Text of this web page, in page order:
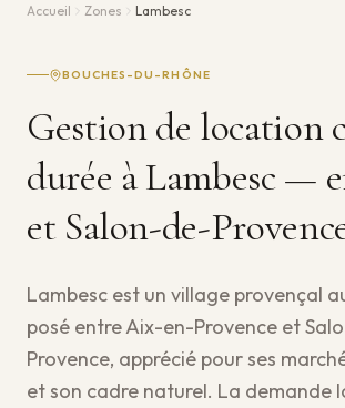
Accueil Zones Lambesc
BOUCHES-DU-RHÔNE
Gestion de location
durée à Lambesc —
et Salon-de-
Lambesc est un village provençal
posé entre Aix-en-Provence et
Provence, apprécié pour ses
et son cadre naturel. La demande